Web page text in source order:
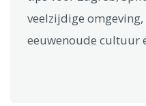
veelzijdige
eeuwenoude cultuur